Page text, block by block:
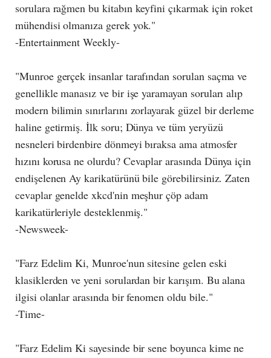
sorulara rağmen bu kitabın keyfini çıkarmak için roket
mühendisi olmanıza gerek yok."
-Entertainment Weekly-
"Munroe gerçek insanlar tarafından sorulan saçma ve
genellikle manasız ve bir işe yaramayan soruları alıp
modern bilimin sınırlarını zorlayarak güzel bir derleme
haline getirmiş. İlk soru; Dünya ve tüm yeryüzü
nesneleri birdenbire dönmeyi bıraksa ama atmosfer
hızını korusa ne olurdu? Cevaplar arasında Dünya için
endişelenen Ay karikatürünü bile görebilirsiniz. Zaten
cevaplar genelde xkcd'nin meşhur çöp adam
karikatürleriyle desteklenmiş."
-Newsweek-
"Farz Edelim Ki, Munroe'nun sitesine gelen eski
klasiklerden ve yeni sorulardan bir karışım. Bu alana
ilgisi olanlar arasında bir fenomen oldu bile."
-Time-
"Farz Edelim Ki sayesinde bir sene boyunca kime ne